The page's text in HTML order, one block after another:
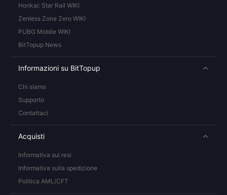
Honkai: Star Rail WIKI
Zenless Zone Zero WIKI
PUBG Mobile WIKI
BitTopup News
Informazioni su BitTopup
Chi siamo
Supporto
Contattaci
Acquisti
Informativa sui resi
Informativa sulla spedizione
Politica AML/CFT